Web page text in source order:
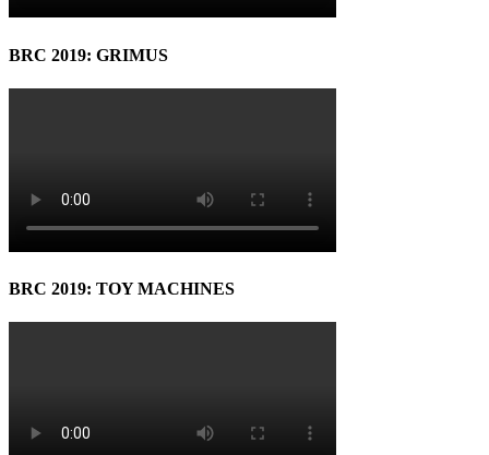
BRC 2019: GRIMUS
BRC 2019: TOY MACHINES